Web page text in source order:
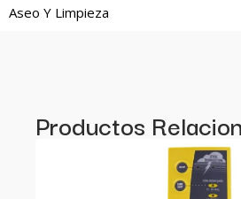
Aseo Y Limpieza
Productos